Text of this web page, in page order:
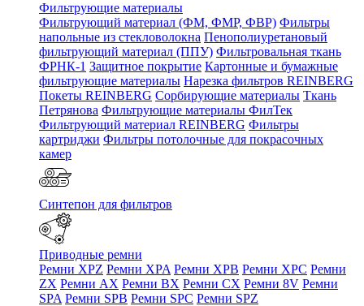
Фильтрующие материалы
Фильтрующий материал (ФМ, ФМР, ФВР) Фильтры
напольные из стекловолокна Пенополиуретановый
фильтрующий материал (ППУ) Фильтровальная ткань
ФРНК-1 Защитное покрытие Картонные и бумажные
фильтрующие материалы Нарезка фильтров REINBERG
Покеты REINBERG Сорбирующие материалы Ткань
Петрянова Фильтрующие материалы ФилТек
Фильтрующий материал REINBERG Фильтры
картриджи Фильтры потолочные для покрасочных
камер
Синтепон для фильтров
Приводные ремни
Ремни XPZ Ремни XPA Ремни XPB Ремни XPC Ремни
ZX Ремни AX Ремни BX Ремни CX Ремни 8V Ремни
SPA Ремни SPB Ремни SPC Ремни SPZ